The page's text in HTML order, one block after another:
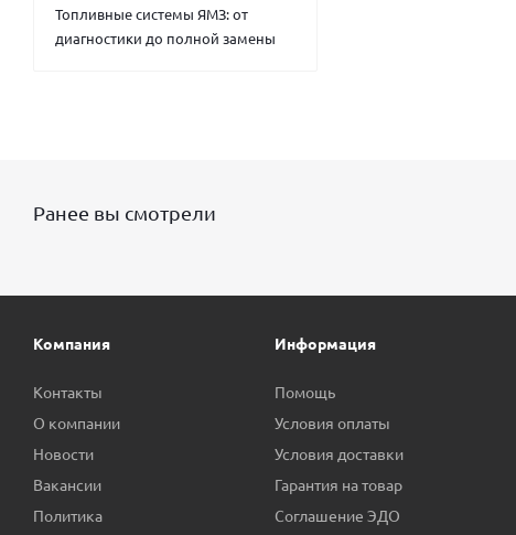
Топливные системы ЯМЗ: от
диагностики до полной замены
Ранее вы смотрели
Компания
Контакты
О компании
Новости
Вакансии
Политика
Информация
Помощь
Условия оплаты
Условия доставки
Гарантия на товар
Соглашение ЭДО